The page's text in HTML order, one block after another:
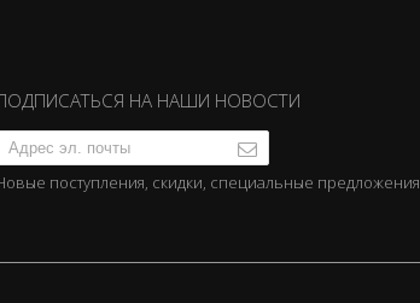
НА НАШИ НОВОСТИ
поступления, скидки, специальные предложения